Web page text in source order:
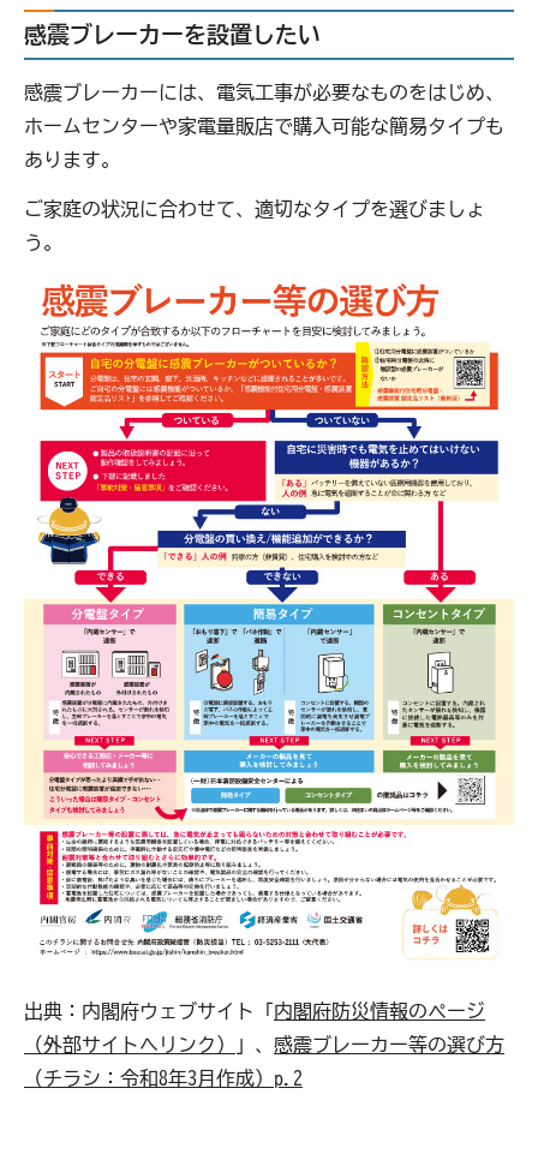
感震ブレーカーを設置したい
感震ブレーカーには、電気工事が必要なものをはじめ、
ホームセンターや家電量販店で購入可能な簡易タイプも
あります。
ご家庭の状況に合わせて、適切なタイプを選びましょ
う。
出典：内閣府ウェブサイト「 内閣府防災情報のページ
（外部サイトへリンク）
」、 感震ブレーカー等の選び方
（チラシ：令和8年3月作成）p.2